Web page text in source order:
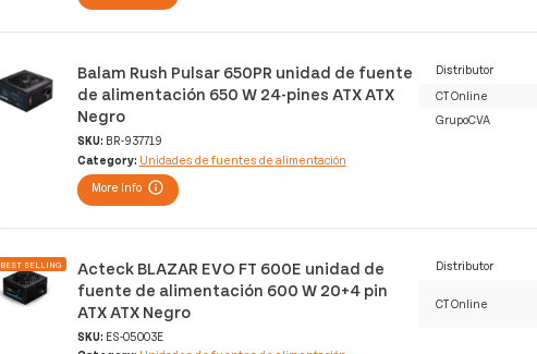
Balam Rush Pulsar 650PR unidad de fuente
de alimentación 650 W 24-pines ATX ATX
Negro
SKU: BR-937719
Category: Unidades de fuentes de alimentación
More Info
Distributor
CT Online
GrupoCVA
BEST SELLING
Acteck BLAZAR EVO FT 600E unidad de
fuente de alimentación 600 W 20+4 pin
ATX ATX Negro
SKU: ES-05003E
Distributor
CT Online